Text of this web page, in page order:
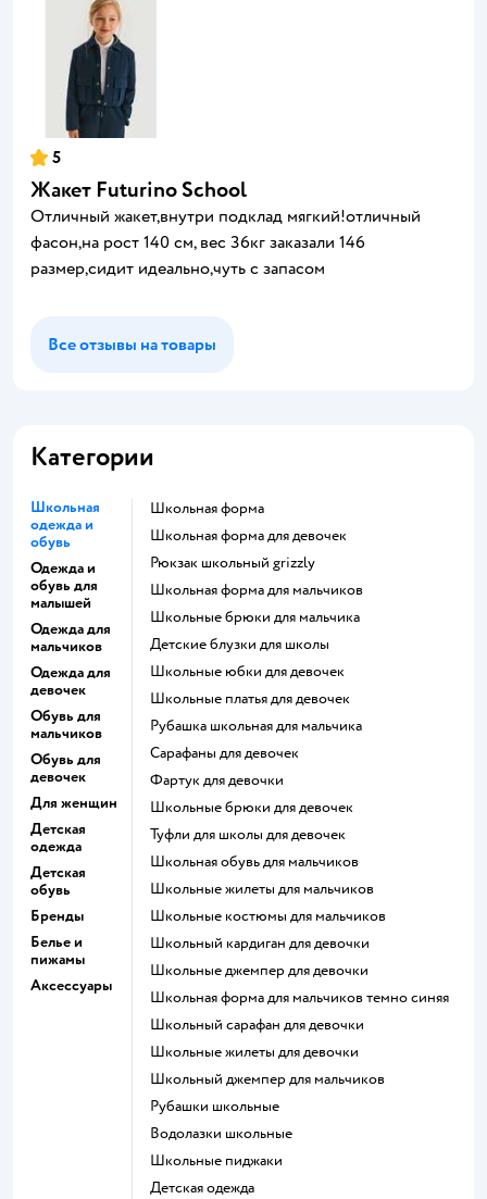
5
Жакет Futurino School
Отличный жакет,внутри подклад мягкий!отличный
фасон,на рост 140 см, вес 36кг заказали 146
размер,сидит идеально,чуть с запасом
Все отзывы на товары
Категории
Школьная
одежда и
обувь
Одежда и
обувь для
малышей
Одежда для
мальчиков
Одежда для
девочек
Обувь для
мальчиков
Обувь для
девочек
Для женщин
Детская
одежда
Детская
обувь
Бренды
Белье и
пижамы
Аксессуары
Школьная форма
Школьная форма для девочек
Рюкзак школьный grizzly
Школьная форма для мальчиков
Школьные брюки для мальчика
Детские блузки для школы
Школьные юбки для девочек
Школьные платья для девочек
Рубашка школьная для мальчика
Сарафаны для девочек
Фартук для девочки
Школьные брюки для девочек
Туфли для школы для девочек
Школьная обувь для мальчиков
Школьные жилеты для мальчиков
Школьные костюмы для мальчиков
Школьный кардиган для девочки
Школьные джемпер для девочки
Школьная форма для мальчиков темно синяя
Школьный сарафан для девочки
Школьные жилеты для девочки
Школьный джемпер для мальчиков
Рубашки школьные
Водолазки школьные
Школьные пиджаки
Детская одежда